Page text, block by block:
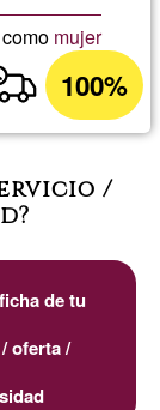
mujer
100%
/
de tu
oferta /